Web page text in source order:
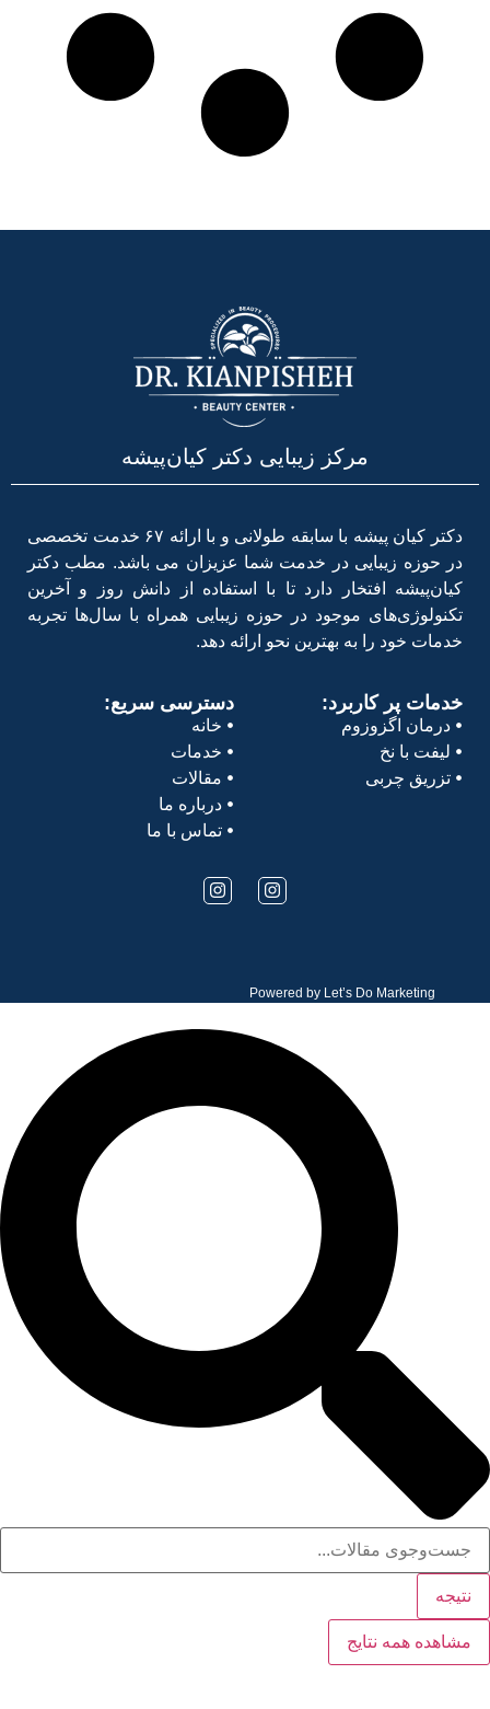
مرکز زیبایی دکتر کیان‌پیشه
دکتر کیان پیشه با سابقه طولانی و با ارائه ۶۷ خدمت تخصصی
در حوزه زیبایی در خدمت شما عزیزان می باشد. مطب دکتر
کیان‌پیشه افتخار دارد تا با استفاده از دانش روز و آخرین
تکنولوژی‌های موجود در حوزه زیبایی همراه با سال‌ها تجربه
خدمات خود را به بهترین نحو ارائه دهد.
خدمات پر کاربرد:
درمان اگزوزوم
لیفت با نخ
تزریق چربی
دسترسی سریع:
خانه
خدمات
مقالات
درباره ما
تماس با ما
Powered by Let’s Do Marketing
نتیجه
مشاهده همه نتایج